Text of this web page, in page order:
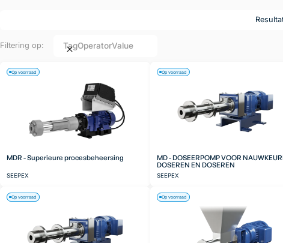
Filtering op: TagOperatorValue
MDR - Superieure procesbeheersing
SEEPEX
Op voorraad
MD - DOSEERPOMP VOOR
DOSEREN EN DOSEREN
SEEPEX
Op voorraad
Op voorraad Op voorraad